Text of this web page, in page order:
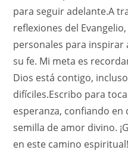
para seguir adelante.A
reflexiones del
personales para inspirar
su fe. Mi meta es
Dios está contigo,
difíciles.Escribo para
esperanza, confiando en
semilla de amor divino.
en este camino espiritual!